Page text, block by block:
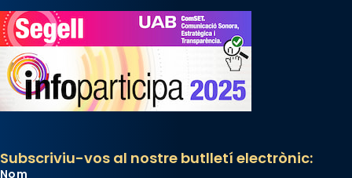
Subscriviu-vos al nostre butlletí electrònic:
Nom